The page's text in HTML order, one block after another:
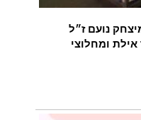
נועם ז״ל
אילת ומחלוצי